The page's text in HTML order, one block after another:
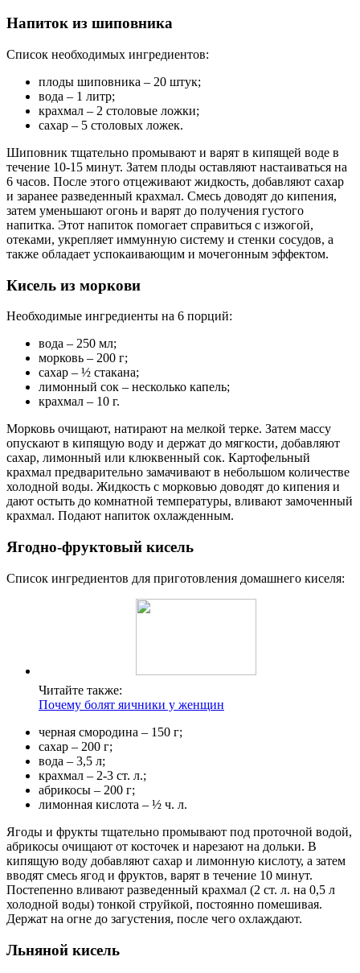
Напиток из шиповника
Список необходимых ингредиентов:
плоды шиповника – 20 штук;
вода – 1 литр;
крахмал – 2 столовые ложки;
сахар – 5 столовых ложек.
Шиповник тщательно промывают и варят в кипящей воде в
течение 10-15 минут. Затем плоды оставляют настаиваться на
6 часов. После этого отцеживают жидкость, добавляют сахар
и заранее разведенный крахмал. Смесь доводят до кипения,
затем уменьшают огонь и варят до получения густого
напитка. Этот напиток помогает справиться с изжогой,
отеками, укрепляет иммунную систему и стенки сосудов, а
также обладает успокаивающим и мочегонным эффектом.
Кисель из моркови
Необходимые ингредиенты на 6 порций:
вода – 250 мл;
морковь – 200 г;
сахар – ½ стакана;
лимонный сок – несколько капель;
крахмал – 10 г.
Морковь очищают, натирают на мелкой терке. Затем массу
опускают в кипящую воду и держат до мягкости, добавляют
сахар, лимонный или клюквенный сок. Картофельный
крахмал предварительно замачивают в небольшом количестве
холодной воды. Жидкость с морковью доводят до кипения и
дают остыть до комнатной температуры, вливают замоченный
крахмал. Подают напиток охлажденным.
Ягодно-фруктовый кисель
Список ингредиентов для приготовления домашнего киселя:
Читайте также:
Почему болят яичники у женщин
черная смородина – 150 г;
сахар – 200 г;
вода – 3,5 л;
крахмал – 2-3 ст. л.;
абрикосы – 200 г;
лимонная кислота – ½ ч. л.
Ягоды и фрукты тщательно промывают под проточной водой,
абрикосы очищают от косточек и нарезают на дольки. В
кипящую воду добавляют сахар и лимонную кислоту, а затем
вводят смесь ягод и фруктов, варят в течение 10 минут.
Постепенно вливают разведенный крахмал (2 ст. л. на 0,5 л
холодной воды) тонкой струйкой, постоянно помешивая.
Держат на огне до загустения, после чего охлаждают.
Льняной кисель